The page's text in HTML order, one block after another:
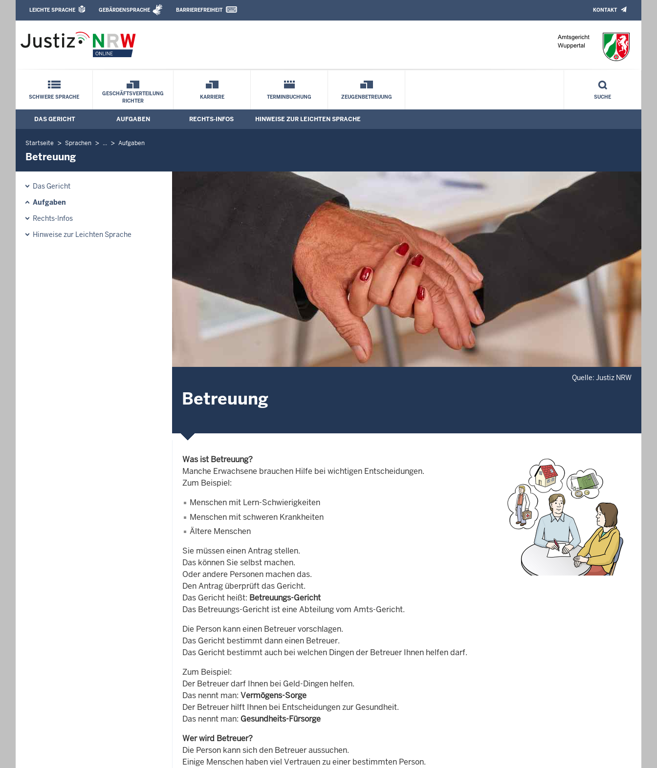
Amtsgericht Wuppertal: Betreuung
Leichte Sprache, Gebärdensprachenvideo und Kontaktformular
LEICHTE SPRACHE GEBÄRDENSPRACHE BARRIEREFREIHEIT KONTAKT
Schnellnavigation mit Volltext-Suche
SCHWERE SPRACHE
GESCHÄFTSVERTEILUNG
RICHTER
KARRIERE TERMINBUCHUNG ZEUGENBETREUUNG SUCHE
Hauptmenü: Hauptnavigation
DAS GERICHT AUFGABEN RECHTS-INFOS HINWEISE ZUR LEICHTEN SPRACHE
Startseite Sprachen ... Aufgaben
Betreuung
Das Gericht
Aufgaben
Rechts-Infos
Hinweise zur Leichten Sprache
Quelle: Justiz NRW
Betreuung
Was ist Betreuung?
Manche Erwachsene brauchen Hilfe bei wichtigen Entscheidungen.
Zum Beispiel:
Menschen mit Lern-Schwierigkeiten
Menschen mit schweren Krankheiten
Ältere Menschen
Sie müssen einen Antrag stellen.
Das können Sie selbst machen.
Oder andere Personen machen das.
Den Antrag überprüft das Gericht.
Das Gericht heißt: Betreuungs-Gericht
Das Betreuungs-Gericht ist eine Abteilung vom Amts-Gericht.
Die Person kann einen Betreuer vorschlagen.
Das Gericht bestimmt dann einen Betreuer.
Das Gericht bestimmt auch bei welchen Dingen der Betreuer Ihnen helfen darf.
Zum Beispiel:
Der Betreuer darf Ihnen bei Geld-Dingen helfen.
Das nennt man: Vermögens-Sorge
Der Betreuer hilft Ihnen bei Entscheidungen zur Gesundheit.
Das nennt man: Gesundheits-Fürsorge
Wer wird Betreuer?
Die Person kann sich den Betreuer aussuchen.
Einige Menschen haben viel Vertrauen zu einer bestimmten Person.